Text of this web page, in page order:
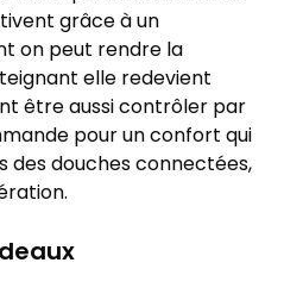
grâce à un
on peut rendre la
elle redevient
être aussi contrôler par
pour un confort qui
des douches connectées,